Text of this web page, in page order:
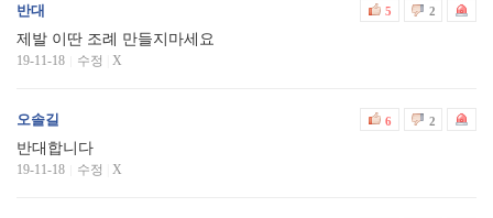
반대 5 2
제발 이딴 조례 만들지마세요
19-11-18 수정 X
오솔길 6 2
반대합니다
19-11-18 수정 X